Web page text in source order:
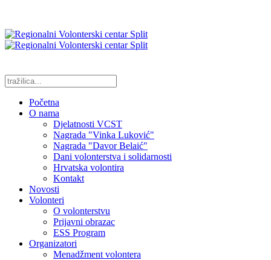
Početna
O nama
Djelatnosti VCST
Nagrada "Vinka Luković"
Nagrada "Davor Belaić"
Dani volonterstva i solidarnosti
Hrvatska volontira
Kontakt
Novosti
Volonteri
O volonterstvu
Prijavni obrazac
ESS Program
Organizatori
Menadžment volontera